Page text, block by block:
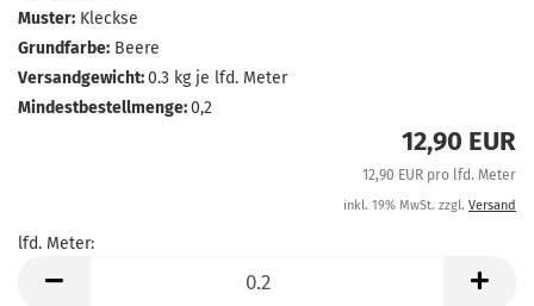
Muster: Kleckse
Grundfarbe: Beere
Versandgewicht:0.3 kg je lfd. Meter
Mindestbestellmenge:0,2
12,90 EUR
12,90 EUR pro lfd. Meter
inkl. 19% MwSt. zzgl. Versand
lfd. Meter:
Meter